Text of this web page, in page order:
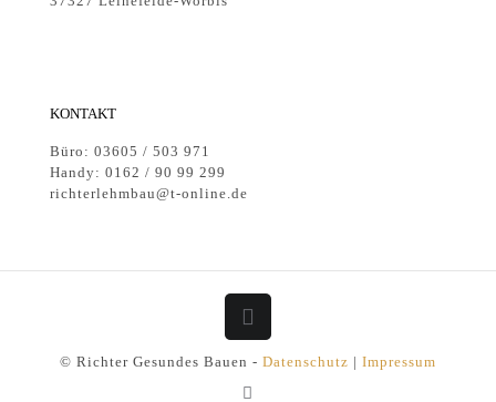
KONTAKT
Büro: 03605 / 503 971
Handy: 0162 / 90 99 299
richterlehmbau@t-online.de
© Richter Gesundes Bauen - Datenschutz | Impressum